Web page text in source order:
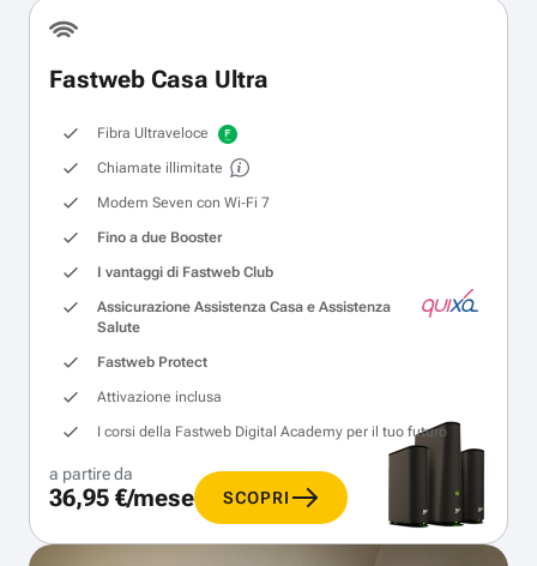
Fastweb Casa Ultra
Fibra Ultraveloce
Chiamate illimitate
Modem Seven con Wi‑Fi 7
Fino a due Booster
I vantaggi di Fastweb Club
Assicurazione Assistenza Casa e Assistenza
Salute
Fastweb Protect
Attivazione inclusa
I corsi della Fastweb Digital Academy per il tuo futuro
a partire da
36,95 €/mese SCOPRI